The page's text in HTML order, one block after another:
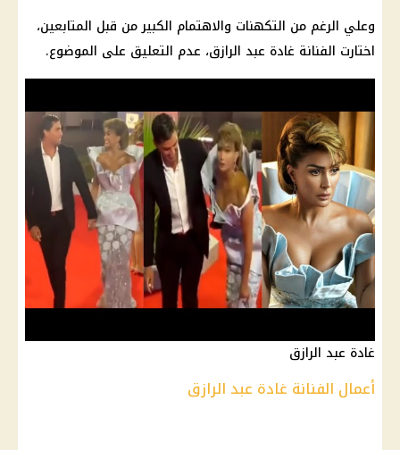
وعلي الرغم من التكهنات والاهتمام الكبير من قبل المتابعين،
اختارت الفنانة غادة عبد الرازق، عدم التعليق على الموضوع.
غادة عبد الرازق
أعمال الفنانة غادة عبد الرازق